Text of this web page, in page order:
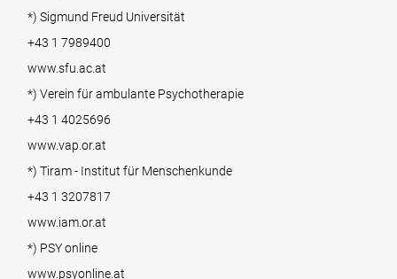
*) Sigmund Freud Universität
+43 1 7989400
www.sfu.ac.at
*) Verein für ambulante Psychotherapie
+43 1 4025696
www.vap.or.at
*) Tiram - Institut für Menschenkunde
+43 1 3207817
www.iam.or.at
*) PSY online
www.psyonline.at